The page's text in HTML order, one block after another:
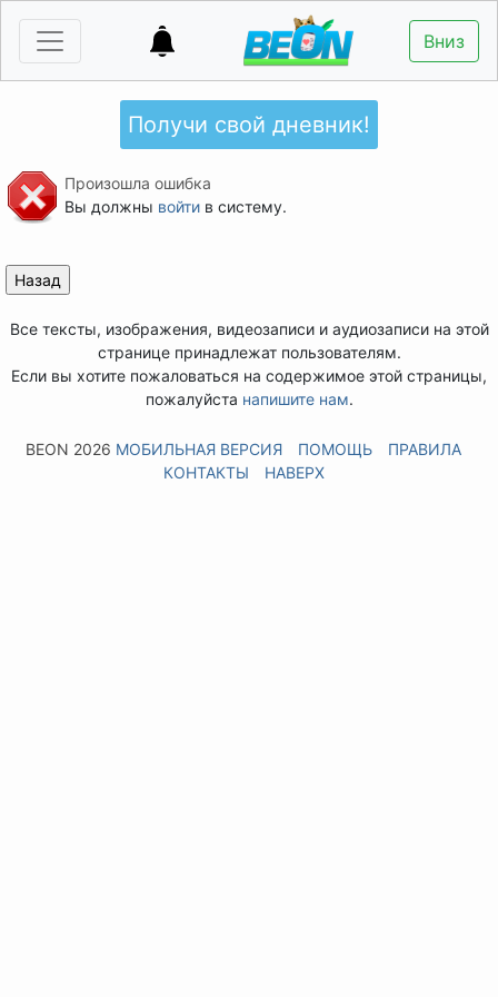
Вниз
Получи свой дневник!
Произошла ошибка
Вы должны войтив систему.
Все тексты, изображения, видеозаписи и аудиозаписи на этой
странице принадлежат пользователям.
Если вы хотите пожаловаться на содержимое этой страницы,
пожалуйста напишите нам.
BEON 2026 МОБИЛЬНАЯ ВЕРСИЯ ПОМОЩЬ
ПРАВИЛА
КОНТАКТЫ
НАВЕРХ